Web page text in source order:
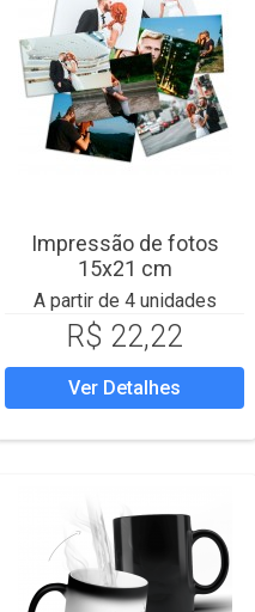
Impressão de fotos
15x21 cm
A partir de 4 unidades
R$ 22,22
Ver Detalhes